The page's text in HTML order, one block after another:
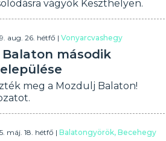
vágyók Keszthelyen.
aug. 26. hétfő |Vonyarcvashegy
második
meg a Mozdulj Balaton!
máj. 18. hétfő |Balatongyörök, Becehegy